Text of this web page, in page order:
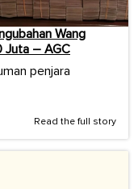
Wang
Juta – AGC
penjara
Read the full story